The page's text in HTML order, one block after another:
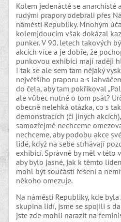
Kolem jedenácté se anarchisté
rudými prapory odebrali přes
náměstí Republiky. Mnohým
kolemjdoucím však dokázal
punker. V 90. letech takových
akcích více a je dobře, že
punkovou exhibici mají raději
I tak se ale sem tam nějaký
největšího praporu a s
do čela, aby tam pokřikoval
ale vůbec nutné o tom psát?
obecně nelehká otázka, co s
demonstracích (či jiných
samozřejmě nechceme
nechceme, aby podobu akce
lidé, když na sebe strhávají
exhibicí. Správně by měl v této
aby bylo jasné, jak k těmto
mohl být součástí řešení a
někoho omezuje.
Na náměstí Republiky, kde
skupina lidí, jsme se spojili s
jste zde mohli narazit na